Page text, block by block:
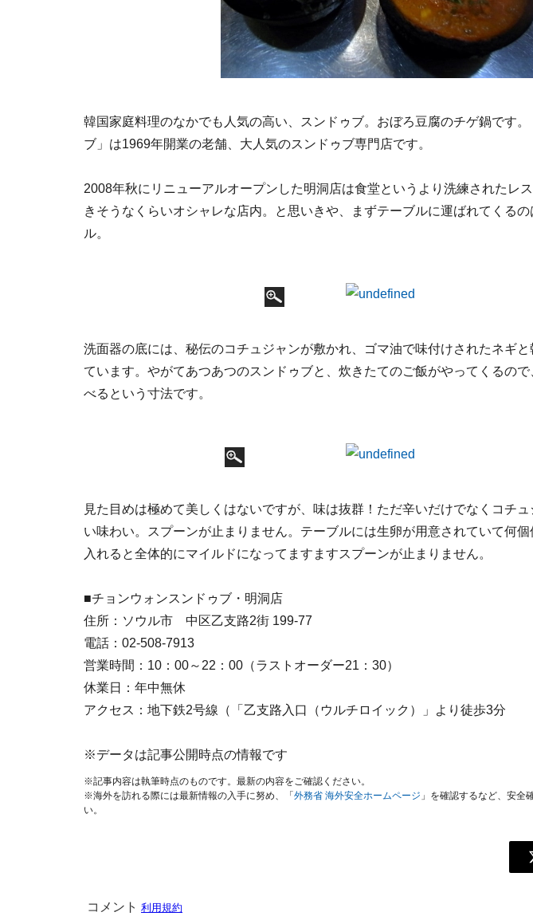
韓国家庭料理のなかでも人気の高い、スンドゥブ。おぼろ豆腐のチゲ鍋です
ブ」は1969年開業の老舗、大人気のスンドゥブ専門店です。
2008年秋にリニューアルオープンした明洞店は食堂というより洗練されたレ
きそうなくらいオシャレな店内。と思いきや、まずテーブルに運ばれてくる
ル。
洗面器の底には、秘伝のコチュジャンが敷かれ、ゴマ油で味付けされたネギ
ています。やがてあつあつのスンドゥブと、炊きたてのご飯がやってくるの
べるという寸法です。
見た目めは極めて美しくはないですが、味は抜群！ただ辛いだけでなくコチ
い味わい。スプーンが止まりません。テーブルには生卵が用意されていて何
入れると全体的にマイルドになってますますスプーンが止まりません。
■チョンウォンスンドゥブ・明洞店
住所：ソウル市 中区乙支路2街 199-77
電話：02-508-7913
営業時間：10：00～22：00（ラストオーダー21：30）
休業日：年中無休
アクセス：地下鉄2号線（「乙支路入口（ウルチロイック）」より徒歩3分
※データは記事公開時点の情報です
※記事内容は執筆時点のものです。最新の内容をご確認ください。
※海外を訪れる際には最新情報の入手に努め、「 外務省 海外安全ホームページ 」を確認するなど、安全
い。